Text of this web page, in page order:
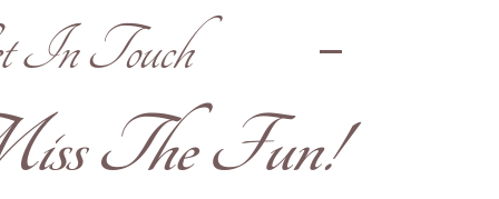
In Touch
!Don't Miss The Fun